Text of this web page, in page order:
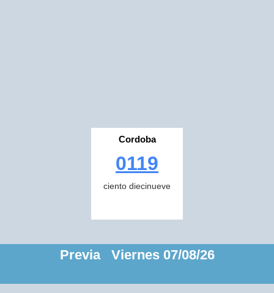
Cordoba
0119
ciento diecinueve
Previa Viernes 07/08/26